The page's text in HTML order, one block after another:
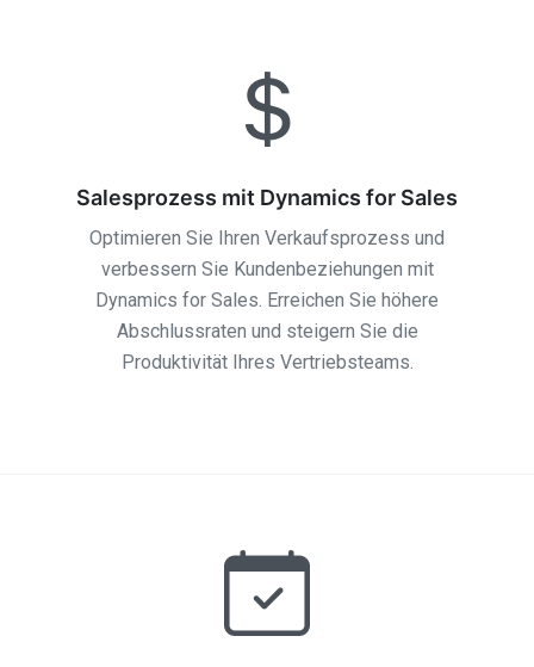
Salesprozess mit Dynamics for Sales
Optimieren Sie Ihren Verkaufsprozess und
verbessern Sie Kundenbeziehungen mit
Dynamics for Sales. Erreichen Sie höhere
Abschlussraten und steigern Sie die
Produktivität Ihres Vertriebsteams.